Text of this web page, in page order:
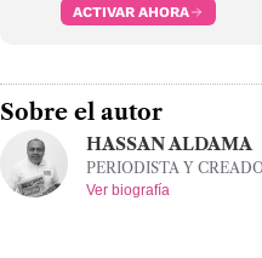
ACTIVAR AHORA
Sobre el autor
HASSAN ALDAMA
PERIODISTA Y
Ver biografía